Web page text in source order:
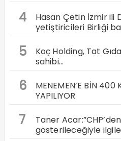
4
Hasan Çetin İzmir ili
yetiştiricileri Birliği
5
Koç Holding, Tat
sahibi…
6
MENEMEN’E BİN 400
YAPILIYOR
7
Taner
gösterileceğiyle